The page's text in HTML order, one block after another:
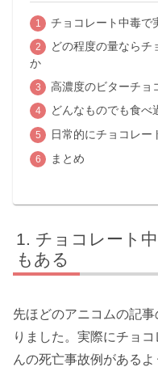
チョコレート中毒で
どの程度の量ならチ
か
高濃度のビターチョ
どんなものでも食べ
日常的にチョコレー
まとめ
チョコレート
もある
先ほどのアニコムの記
りました。実際にチョ
んの死亡事故例があるよ